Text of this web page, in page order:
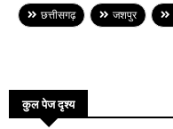
छत्तीसगढ़ जशपुर
कुल पेज दृश्य